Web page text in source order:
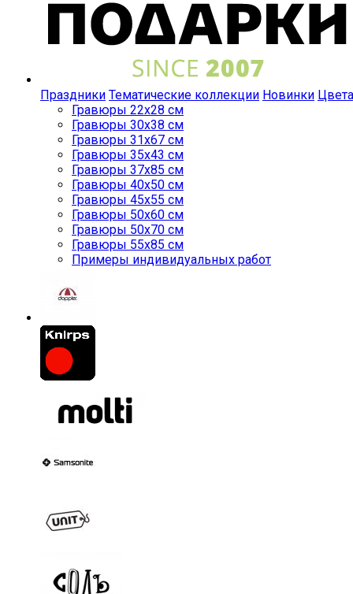
Праздники Тематические коллекции Новинки Цвета
Гравюры 22x28 см
Гравюры 30x38 см
Гравюры 31x67 см
Гравюры 35x43 см
Гравюры 37x85 см
Гравюры 40x50 см
Гравюры 45x55 см
Гравюры 50x60 см
Гравюры 50x70 см
Гравюры 55x85 см
Примеры индивидуальных работ